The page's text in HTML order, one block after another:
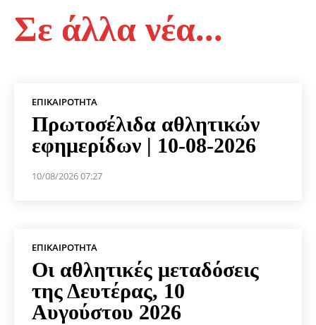
Σε άλλα νέα...
ΕΠΙΚΑΙΡΌΤΗΤΑ
Πρωτοσέλιδα αθλητικών
εφημερίδων | 10-08-2026
10/08/2026 07:27
ΕΠΙΚΑΙΡΌΤΗΤΑ
Οι αθλητικές μεταδόσεις
της Δευτέρας, 10
Αυγούστου 2026